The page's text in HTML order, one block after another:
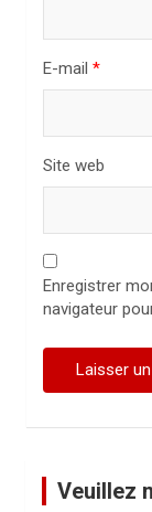
E-mail *
Site web
Enregistrer
navigateur
Veuillez